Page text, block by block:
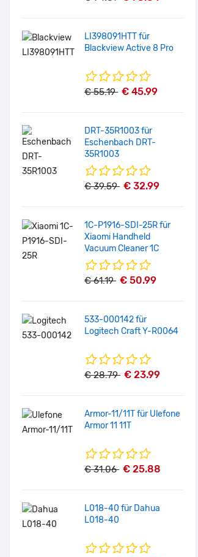
LI398091HTT für
Blackview Active 8 Pro
€ 55.19 € 45.99
DRT-35R1003 für
Eschenbach DRT-
35R1003
€ 39.59 € 32.99
1C-P1916-SDI-25R für
Xiaomi Handheld
Vacuum Cleaner 1C
€ 61.19 € 50.99
533-000142 für
Logitech Craft Y-R0064
€ 28.79 € 23.99
Armor-11/11T für Ulefone
Armor 11 11T
€ 31.06 € 25.88
L018-40 für Dahua
L018-40